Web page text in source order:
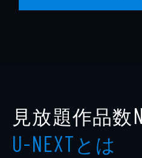
見放題作品数
U-NEXTとは